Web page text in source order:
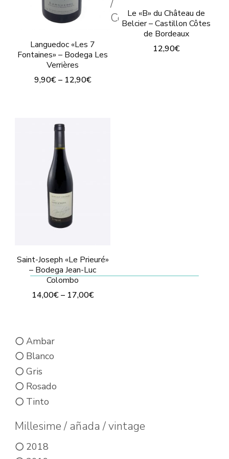
de
producto
la
página
de
Languedoc «Les 7
Fontaines» – Bodega Les
Verrières
9,90€– 12,90€
tiene
múltiples
variantes.
Las
opciones
se
pueden
en
la
Le «B» du Château de
Belcier – Castillon Côtes
de Bordeaux
12,90€
de
Saint-Joseph «Le Prieuré»
– Bodega Jean-Luc
Colombo
14,00€– 17,00€
se
/
Color
Ambar
Blanco
Gris
Rosado
Tinto
Millesime / añada / vintage
2018